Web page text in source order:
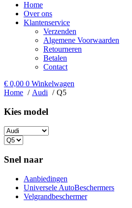
Home
Over ons
Klantenservice
Verzenden
Algemene Voorwaarden
Retourneren
Betalen
Contact
€ 0,00 0 Winkelwagen
Home
Audi Q5
Kies model​
Snel naar
Aanbiedingen
Universele AutoBeschermers
Velgrandbeschermer